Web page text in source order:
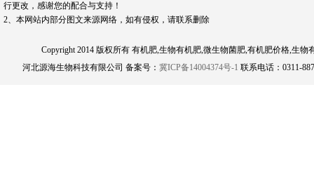
行更改，感谢您的配合与支持！
2、本网站内部分图文来源网络，如有侵权，请联系删除
Copyright 2014 版权所有 有机肥,生物有机肥,微生物菌肥,有机肥价格,生
河北源海生物科技有限公司 备案号： 冀ICP备14004374号-1 联系电话：0311-